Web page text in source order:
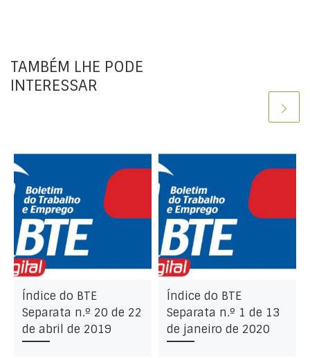
TAMBÉM LHE PODE
INTERESSAR
Índice do BTE
Separata n.º 20 de 22
de abril de 2019
Índice do BTE
Separata n.º 1 de 13
de janeiro de 2020